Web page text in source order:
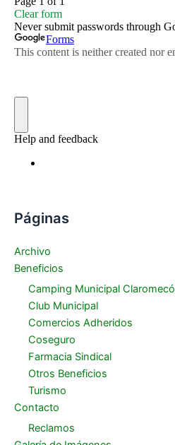
Páginas
Archivo
Beneficios
Camping Municipal Claromecó
Club Municipal
Comercios Adheridos
Coseguro
Farmacia Sindical
Otros Beneficios
Turismo
Contacto
Reclamos